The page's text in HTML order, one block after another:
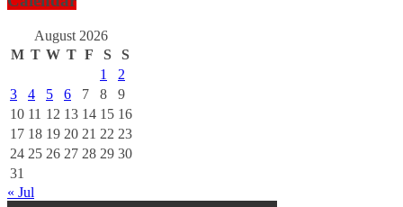
August 2026
M T W T F S
S
1
2
3
4 5 6 7 8
9
10 11 12 13 14 15 16
17 18 19 20 21 22 23
24 25 26 27 28 29 30
31
« Jul